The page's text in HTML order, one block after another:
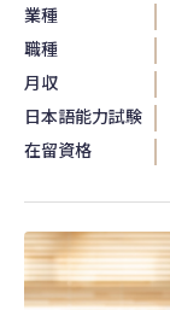
業種
職種
月収
日本語能力試験
在留資格